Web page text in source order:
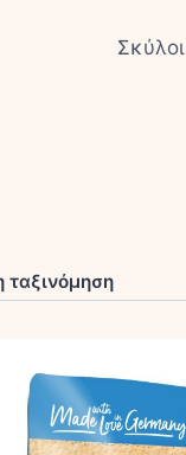
Σκύλοι